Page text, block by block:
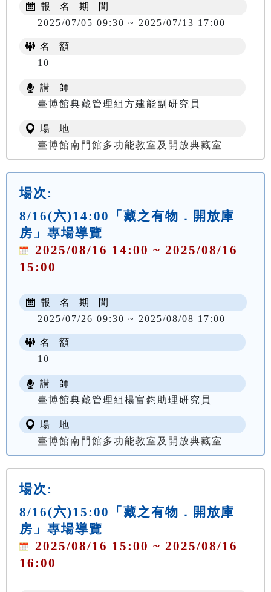
報 名 期 間
2025/07/05 09:30 ~ 2025/07/13 17:00
名 額
10
講 師
臺博館典藏管理組方建能副研究員
場 地
臺博館南門館多功能教室及開放典藏室
場次:
8/16(六)14:00「藏之有物．開放庫
房」專場導覽
2025/08/16 14:00 ~ 2025/08/16
15:00
報 名 期 間
2025/07/26 09:30 ~ 2025/08/08 17:00
名 額
10
講 師
臺博館典藏管理組楊富鈞助理研究員
場 地
臺博館南門館多功能教室及開放典藏室
場次:
8/16(六)15:00「藏之有物．開放庫
房」專場導覽
2025/08/16 15:00 ~ 2025/08/16
16:00